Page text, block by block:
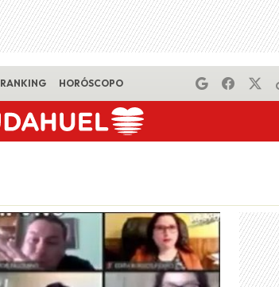
RANKING HORÓSCOPO